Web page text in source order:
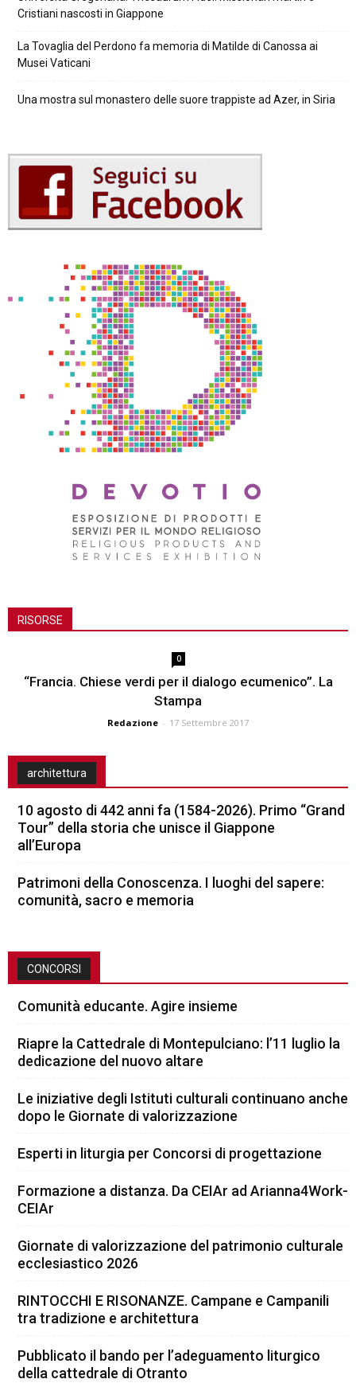
Cristiani nascosti in Giappone
La Tovaglia del Perdono fa memoria di Matilde di Canossa ai
Musei Vaticani
Una mostra sul monastero delle suore trappiste ad Azer, in Siria
RISORSE
0
“Francia. Chiese verdi per il dialogo ecumenico”. La
Stampa
Redazione - 17 Settembre 2017
architettura
10 agosto di 442 anni fa (1584-2026). Primo “Grand
Tour” della storia che unisce il Giappone
all’Europa
Patrimoni della Conoscenza. I luoghi del sapere:
comunità, sacro e memoria
CONCORSI
Comunità educante. Agire insieme
Riapre la Cattedrale di Montepulciano: l’11 luglio la
dedicazione del nuovo altare
Le iniziative degli Istituti culturali continuano anche
dopo le Giornate di valorizzazione
Esperti in liturgia per Concorsi di progettazione
Formazione a distanza. Da CEIAr ad Arianna4Work-
CEIAr
Giornate di valorizzazione del patrimonio culturale
ecclesiastico 2026
RINTOCCHI E RISONANZE. Campane e Campanili
tra tradizione e architettura
Pubblicato il bando per l’adeguamento liturgico
della cattedrale di Otranto